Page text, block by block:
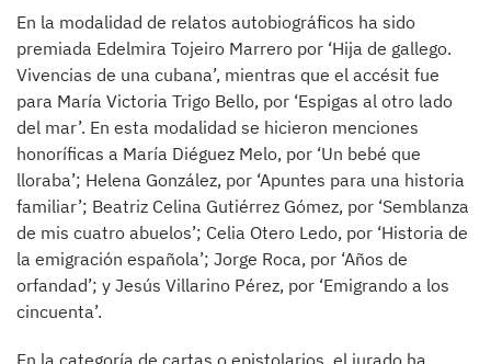
En la modalidad de relatos autobiográficos ha sido
premiada Edelmira Tojeiro Marrero por ‘Hija de gallego.
Vivencias de una cubana’, mientras que el accésit fue
para María Victoria Trigo Bello, por ‘Espigas al otro lado
del mar’. En esta modalidad se hicieron menciones
honoríficas a María Diéguez Melo, por ‘Un bebé que
lloraba’; Helena González, por ‘Apuntes para una historia
familiar’; Beatriz Celina Gutiérrez Gómez, por ‘Semblanza
de mis cuatro abuelos’; Celia Otero Ledo, por ‘Historia de
la emigración española’; Jorge Roca, por ‘Años de
orfandad’; y Jesús Villarino Pérez, por ‘Emigrando a los
cincuenta’.
En la categoría de cartas o epistolarios, el jurado ha